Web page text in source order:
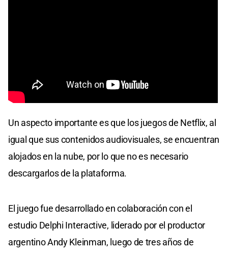
Un aspecto importante es que los juegos de Netflix, al
igual que sus contenidos audiovisuales, se encuentran
alojados en la nube, por lo que no es necesario
descargarlos de la plataforma.
El juego fue desarrollado en colaboración con el
estudio Delphi Interactive, liderado por el productor
argentino Andy Kleinman, luego de tres años de